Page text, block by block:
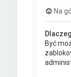
Na
Być